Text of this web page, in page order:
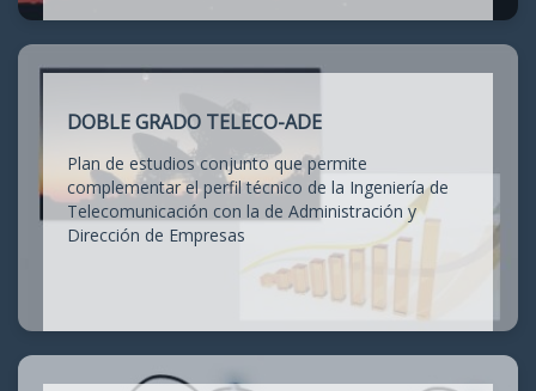
DOBLE GRADO TELECO-ADE
Plan de estudios conjunto que permite
complementar el perfil técnico de la Ingeniería de
Telecomunicación con la de Administración y
Dirección de Empresas